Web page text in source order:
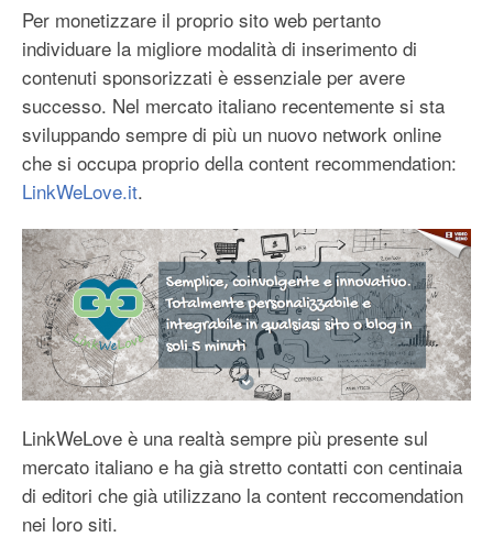
Per monetizzare il proprio sito web pertanto
individuare la migliore modalità di inserimento di
contenuti sponsorizzati è essenziale per avere
successo. Nel mercato italiano recentemente si sta
sviluppando sempre di più un nuovo network online
che si occupa proprio della content recommendation:
LinkWeLove.it.
LinkWeLove è una realtà sempre più presente sul
mercato italiano e ha già stretto contatti con centinaia
di editori che già utilizzano la content reccomendation
nei loro siti.